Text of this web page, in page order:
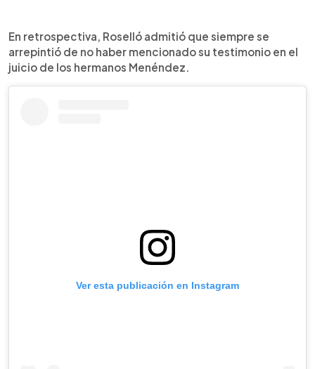
En retrospectiva, Roselló admitió que siempre se
arrepintió de no haber mencionado su testimonio en el
juicio de los hermanos Menéndez.
Ver esta publicación en Instagram